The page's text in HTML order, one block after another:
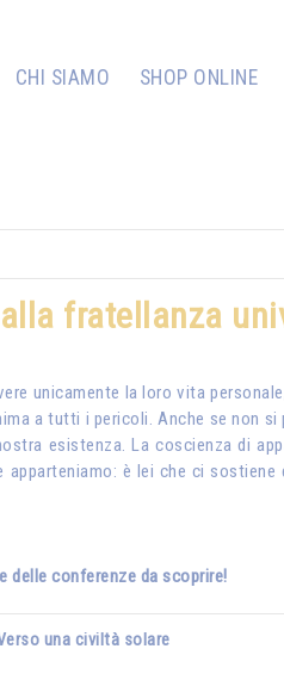
CHI SIAMO SHOP ONLINE
fratellanza
unicamente la loro vita
a tutti i pericoli. Anche se non
esistenza. La coscienza di
è lei che ci
delle conferenze da scoprire!
una civiltà solare